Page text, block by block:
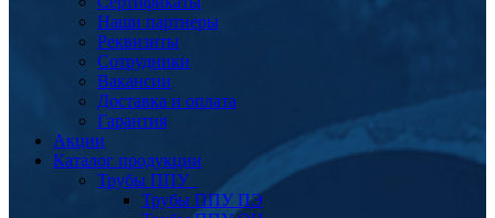
Наши партнеры
Реквизиты
Сотрудники
Вакансии
Доставка и оплата
Гарантия
Акции
Каталог продукции
Трубы ППУ
Трубы ППУ ПЭ